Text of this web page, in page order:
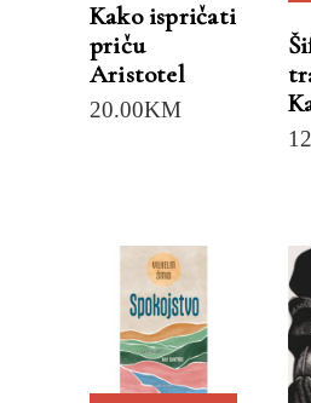
Kako ispričati
priču
Aristotel
20.00KM